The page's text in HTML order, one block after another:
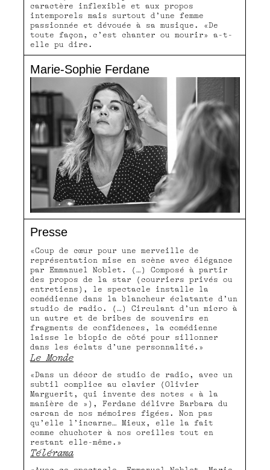
caractère inflexible et aux propos
intemporels mais surtout d’une femme
passionnée et dévouée à sa musique. «De
toute façon, c’est chanter ou mourir» a-t-
elle pu dire.
Marie-Sophie Ferdane
Presse
«Coup de cœur pour une merveille de
représentation mise en scène avec élégance
par Emmanuel Noblet. (…) Composé à partir
des propos de la star (courriers privés ou
entretiens), le spectacle installe la
comédienne dans la blancheur éclatante d’un
studio de radio. (…) Circulant d’un micro à
un autre et de bribes de souvenirs en
fragments de confidences, la comédienne
laisse le biopic de côté pour sillonner
dans les éclats d’une personnalité.»
Le Monde
«Dans un décor de studio de radio, avec un
subtil complice au clavier (Olivier
Marguerit, qui invente des notes « à la
manière de »), Ferdane délivre Barbara du
carcan de nos mémoires figées. Non pas
qu’elle l’incarne… Mieux, elle la fait
comme chuchoter à nos oreilles tout en
restant elle-même.»
Télérama